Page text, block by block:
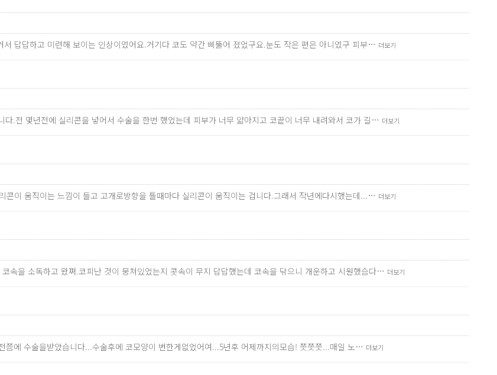
답답하고 미련해 보이는 인상이였어요.거기다 코도 약간 삐뚤어 졌었구요.눈도 작은 편은 아니였구 피부… 더보기
.전 몇년전에 실리콘을 넣어서 수술을 한번 했었는데 피부가 너무 얇아지고 코끝이 너무 내려와서 코가 길… 더보기
콘이 움직이는 느낌이 들고 고개로방향을 틀때마다 실리콘이 움직이는 겁니다.그래서 작년에다시했는데...… 더보기
속을 소독하고 왔쪄.코피난 것이 뭉쳐있었는지 콧속이 무지 답답했는데 코속을 닦으니 개운하고 시원했슴다… 더보기
에 수술을받았습니다...수술후에 코모양이 변한게없었어여...5년후 어제까지의모습! 쯧쯧쯧...매일 노… 더보기